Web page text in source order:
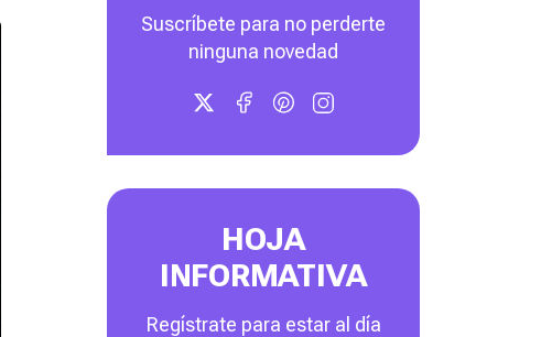
Suscríbete para no perderte
ninguna novedad
HOJA
INFORMATIVA
Regístrate para estar al día